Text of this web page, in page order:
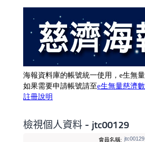
檢視個人資料 - jtc00129
會員名稱: jtc00129